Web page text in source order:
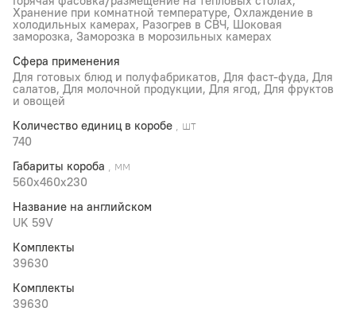
Хранение при комнатной температуре, Охлаждение в
холодильных камерах, Разогрев в СВЧ, Шоковая
заморозка, Заморозка в морозильных камерах
Сфера применения
Для готовых блюд и полуфабрикатов, Для фаст-фуда, Для
салатов, Для молочной продукции, Для ягод, Для фруктов
и овощей
Количество единиц в коробе , шт
740
Габариты короба , мм
560х460х230
Название на английском
UK 59V
Комплекты
39630
Комплекты
39630